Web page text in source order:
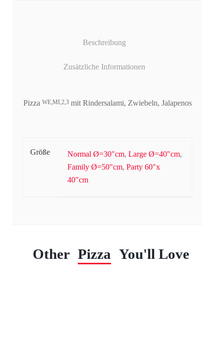
Beschreibung
Zusätzliche Informationen
Pizza WE,MI,2,3mit Rindersalami, Zwiebeln, Jalapenos
Größe Normal Ø=30"cm, Large Ø=40"cm,
Family Ø=50"cm, Party 60"x
40"cm
Other Pizza You'll Love